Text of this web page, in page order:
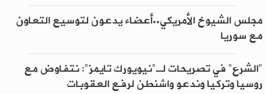
مجلس الشيوخ الأمريكي..أعضاء يدعون لتوسيع التعاون
مع سوريا
"الشرع" في تصريحات لـ"نيويورك تايمز": نتفاوض مع
روسيا وتركيا وندعو واشنطن لرفع العقوبات